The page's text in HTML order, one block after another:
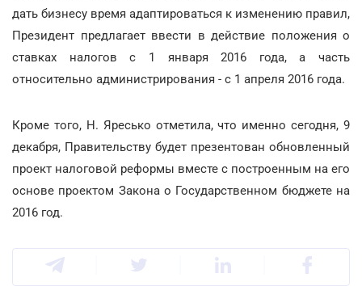
дать бизнесу время адаптироваться к изменению правил,
Президент предлагает ввести в действие положения о
ставках налогов с 1 января 2016 года, а часть
относительно администрирования - с 1 апреля 2016 года.
Кроме того, Н. Яресько отметила, что именно сегодня, 9
декабря, Правительству будет презентован обновленный
проект налоговой реформы вместе с построенным на его
основе проектом Закона о Государственном бюджете на
2016 год.